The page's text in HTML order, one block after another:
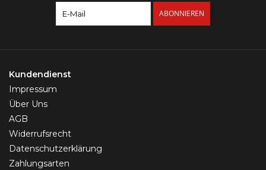
ABONNIEREN
Kundendienst
Impressum
Über Uns
AGB
Widerrufsrecht
Datenschutzerklärung
Zahlungsarten